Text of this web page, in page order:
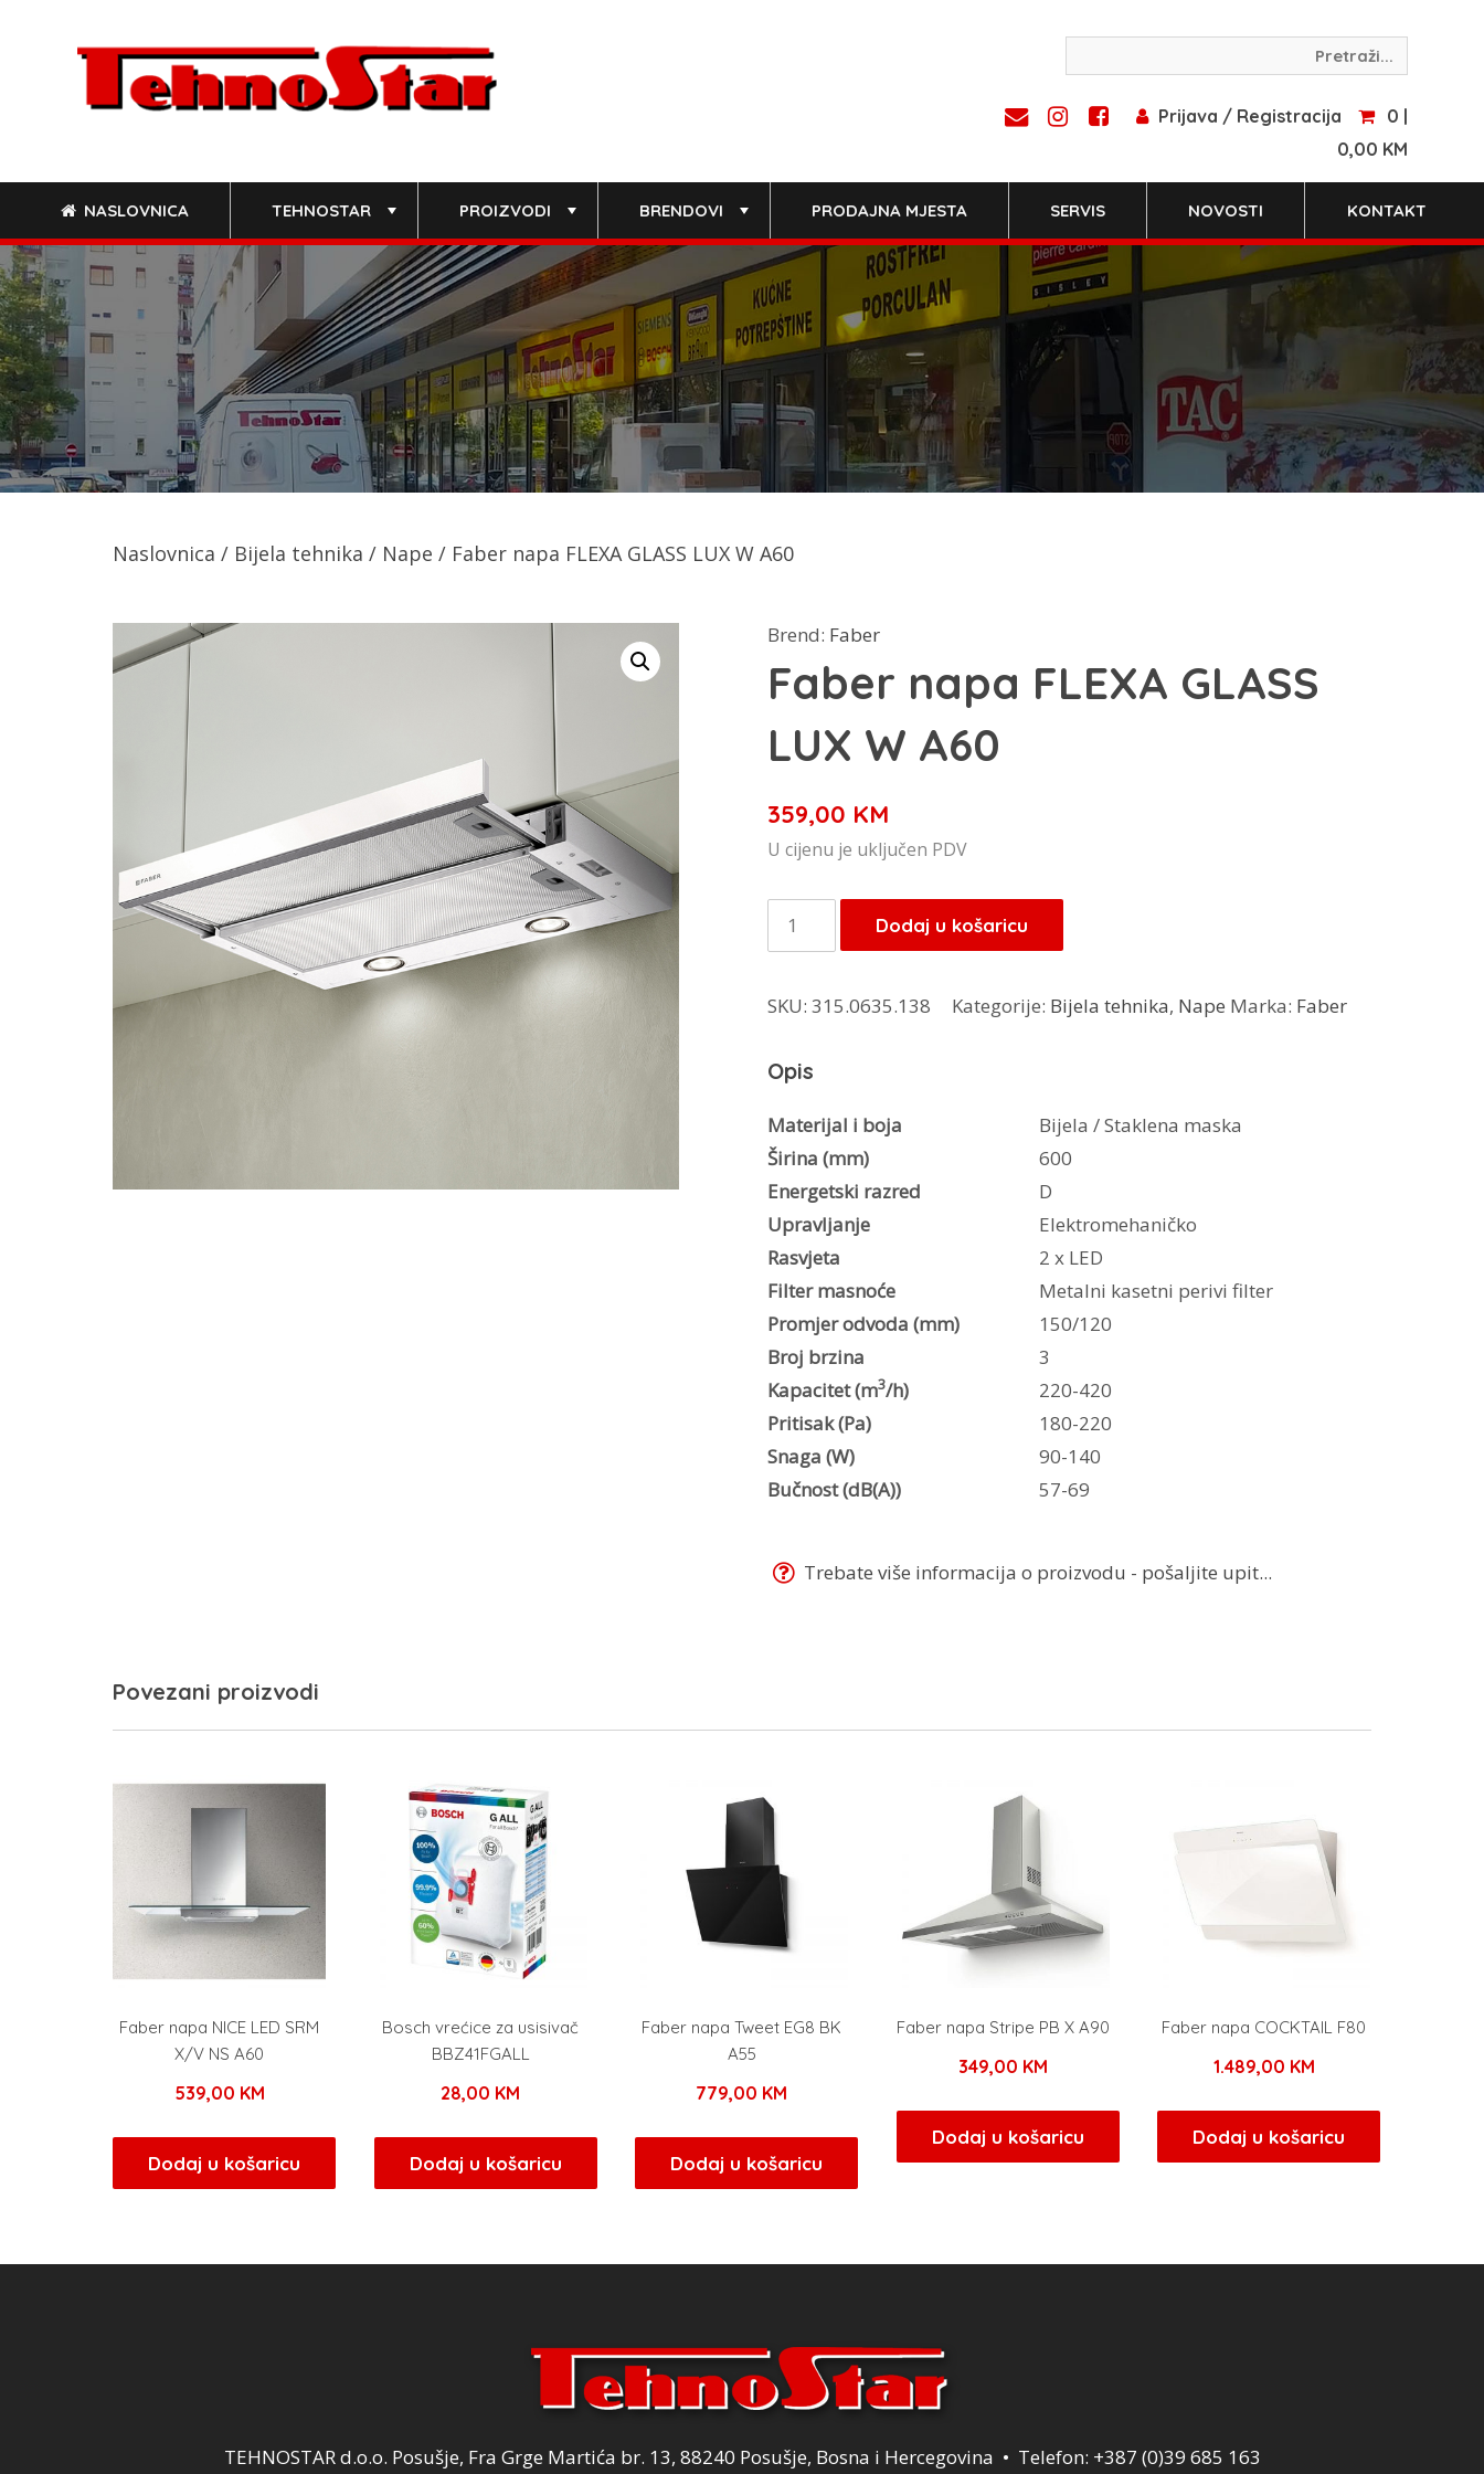
Prijava / Registracija
0 |
0,00 KM
NASLOVNICA TEHNOSTAR PROIZVODI BRENDOVI PRODAJNA MJESTA SERVIS NOVOSTI KONTAKT
Naslovnica / Bijela tehnika / Nape / Faber napa FLEXA GLASS LUX W A60
Brend: Faber
Faber napa FLEXA GLASS
LUX W A60
359,00 KM
U cijenu je uključen PDV
Faber
napa
GLASS
W
A60
količina
Dodaj u košaricu
SKU: 315.0635.138 Kategorije: Bijela tehnika, Nape Marka: Faber
Opis
Materijal i boja
Bijela / Staklena maska
Širina (mm)
600
Energetski razred
D
Upravljanje
Elektromehaničko
Rasvjeta
2 x LED
Filter masnoće
Metalni kasetni perivi filter
Promjer odvoda (mm)
150/120
Broj brzina
3
Kapacitet (m3/h)
220-420
Pritisak (Pa)
180-220
Snaga (W)
90-140
Bučnost (dB(A))
57-69
Trebate više informacija o proizvodu - pošaljite upit...
Povezani proizvodi
Faber napa NICE LED SRM
X/V NS A60
539,00 KM
Dodaj u košaricu
Bosch vrećice za usisivač
BBZ41FGALL
28,00 KM
Dodaj u košaricu
Faber napa Tweet EG8 BK
A55
779,00 KM
Dodaj u košaricu
Faber napa Stripe PB X A90
349,00 KM
Dodaj u košaricu
Faber napa COCKTAIL F80
1.489,00 KM
Dodaj u košaricu
TEHNOSTAR d.o.o. Posušje, Fra Grge Martića br. 13, 88240 Posušje, Bosna i Hercegovina • Telefon: +387 (0)39 685 163